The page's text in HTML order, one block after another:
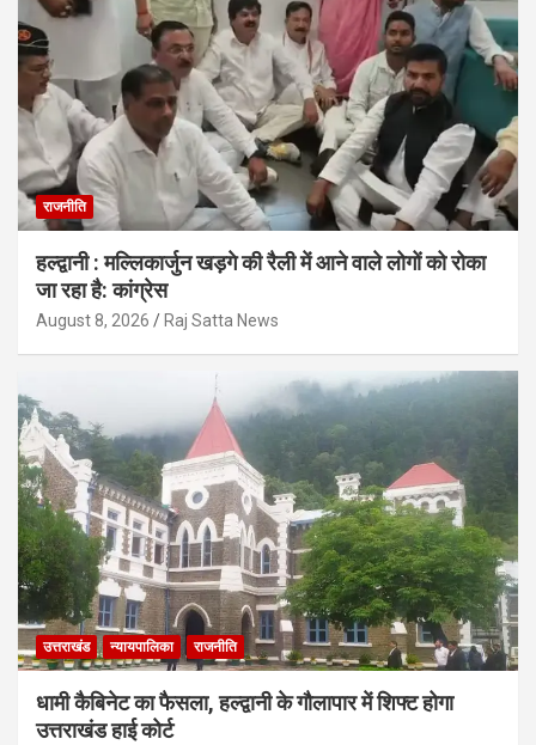
राजनीति
हल्द्वानी : मल्लिकार्जुन खड़गे की रैली में आने वाले लोगों को रोका
जा रहा है: कांग्रेस
August 8, 2026 Raj Satta News
उत्तराखंड न्यायपालिका राजनीति
धामी कैबिनेट का फैसला, हल्द्वानी के गौलापार में शिफ्ट होगा
उत्तराखंड हाई कोर्ट